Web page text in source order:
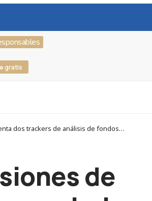
gratis
Corresponsables > Buen gobierno > La semana ISR 2024 profundiza en dimensiones de las finanzas sostenibles como el desarrollo rural y la silver economy, y presenta dos trackers de análisis de fondos sostenibles
de